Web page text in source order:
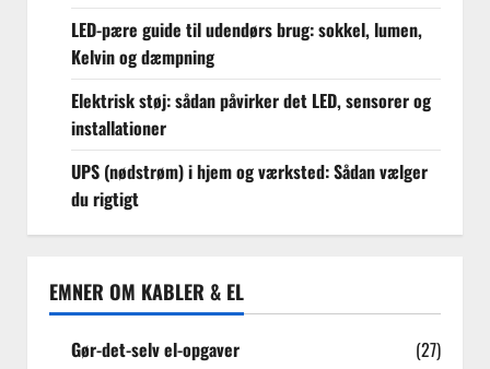
LED-pære guide til udendørs brug: sokkel, lumen,
Kelvin og dæmpning
Elektrisk støj: sådan påvirker det LED, sensorer og
installationer
UPS (nødstrøm) i hjem og værksted: Sådan vælger
du rigtigt
EMNER OM KABLER & EL
Gør-det-selv el-opgaver
(27)